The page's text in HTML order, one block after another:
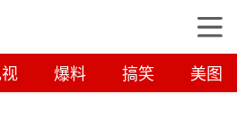
爆料 搞笑 美图